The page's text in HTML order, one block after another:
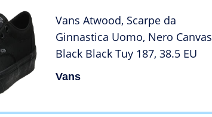
Vans Atwood, Scarpe da
Ginnastica Uomo, Nero Canvas
Black Black Tuy 187, 38.5 EU
Vans